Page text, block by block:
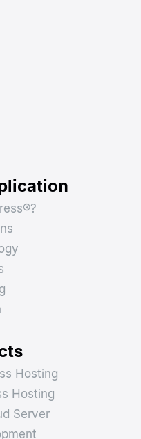
Hosting
Hosting
Server